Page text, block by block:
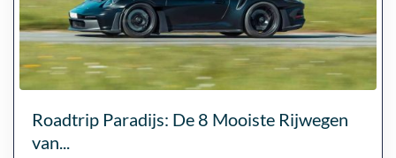
Roadtrip Paradijs: De 8 Mooiste Rijwegen
van...